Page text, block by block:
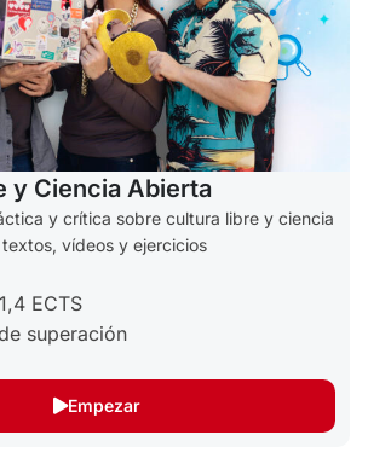
y Ciencia Abierta
y crítica sobre cultura libre y ciencia
vídeos y ejercicios
ECTS
superación
Empezar